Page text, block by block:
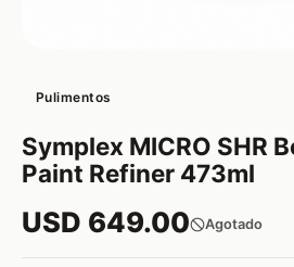
Pulimentos
Symplex MICRO SHR
Paint Refiner 473ml
USD 649.00 Agotado